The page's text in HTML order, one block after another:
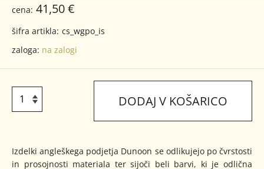
cena: 41,50 €
šifra artikla: cs_wgpo_is
zaloga: na zalogi
DODAJ V KOŠARICO
Izdelki angleškega podjetja Dunoon se odlikujejo po čvrstosti
in prosojnosti materiala ter sijoči beli barvi, ki je odlična